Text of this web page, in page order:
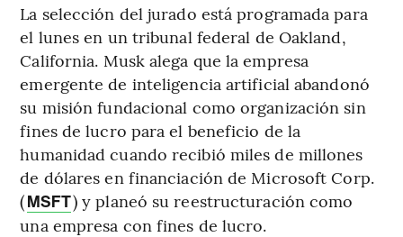
La selección del jurado está programada para
el lunes en un tribunal federal de Oakland,
California. Musk alega que la empresa
emergente de inteligencia artificial abandonó
su misión fundacional como organización sin
fines de lucro para el beneficio de la
humanidad cuando recibió miles de millones
de dólares en financiación de Microsoft Corp.
(MSFT) y planeó su reestructuración como
una empresa con fines de lucro.